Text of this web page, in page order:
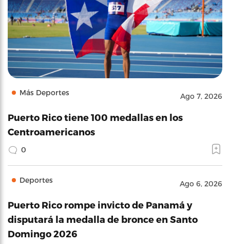
Más Deportes Ago 7, 2026
Puerto Rico tiene 100 medallas en los
Centroamericanos
0
Deportes Ago 6, 2026
Puerto Rico rompe invicto de Panamá y
disputará la medalla de bronce en Santo
Domingo 2026